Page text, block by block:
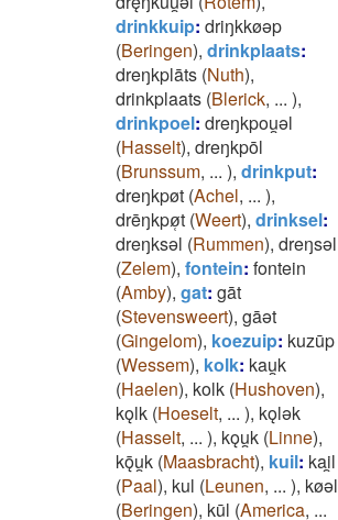
drinkkuip: driŋkkøǝp
(Beringen), drinkplaats:
dreŋkplāts (Nuth),
drinkplaats (Blerick, ... ),
drinkpoel: dreŋkpou̯ǝl
(Hasselt), dreŋkpōl
(Brunssum, ... ), drinkput:
dreŋkpøt (Achel, ... ),
drēŋkpø̜t (Weert), drinksel:
dreŋksǝl (Rummen), dreŋsǝl
(Zelem), fontein: fontein
(Amby), gat: gāt
(Stevensweert), gāǝt
(Gingelom), koezuip: kuzūp
(Wessem), kolk: kau̯k
(Haelen), kolk (Hushoven),
kǫlk (Hoeselt, ... ), kǫlǝk
(Hasselt, ... ), kǫu̯k (Linne),
kǭu̯k (Maasbracht), kuil: kai̯l
(Paal), kul (Leunen, ... ), køǝl
(Beringen), kūl (America, ...